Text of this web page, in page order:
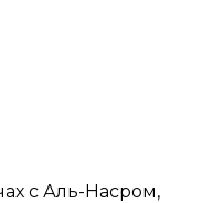
с Аль-Насром,